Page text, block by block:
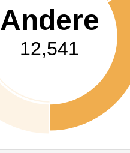
Andere
12,541